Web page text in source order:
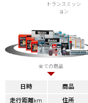
トランスミッシ
ョン
全ての商品
日時 商品
走行距離km
住所